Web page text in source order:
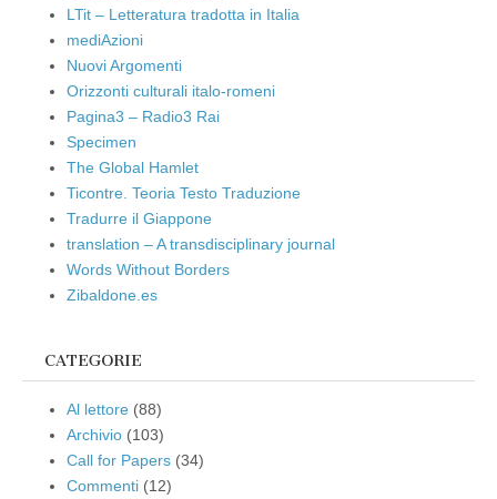
LTit – Letteratura tradotta in Italia
mediAzioni
Nuovi Argomenti
Orizzonti culturali italo-romeni
Pagina3 – Radio3 Rai
Specimen
The Global Hamlet
Ticontre. Teoria Testo Traduzione
Tradurre il Giappone
translation – A transdisciplinary journal
Words Without Borders
Zibaldone.es
CATEGORIE
Al lettore (88)
Archivio (103)
Call for Papers (34)
Commenti (12)